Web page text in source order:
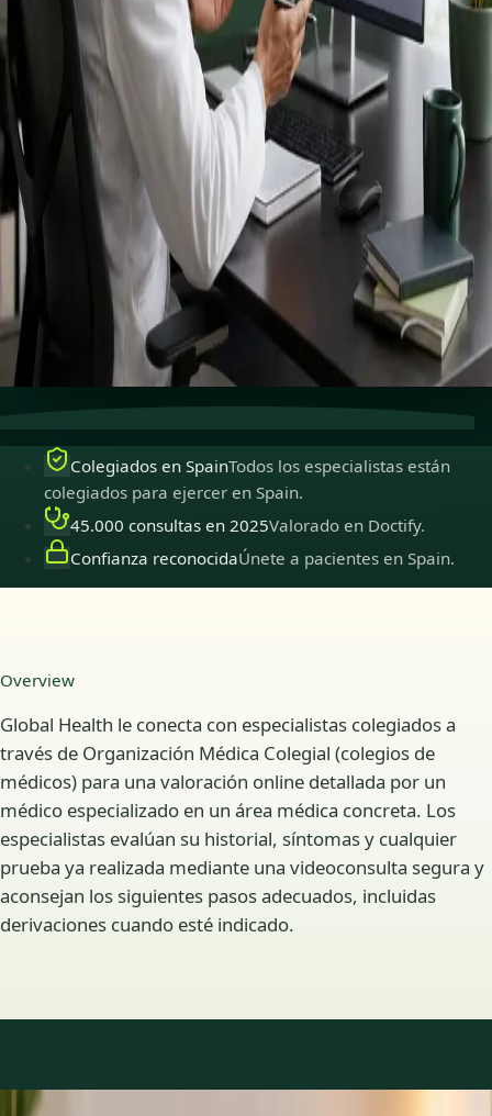
especialistas.
Especialistas colegiados para ejercer en Spain,
disponibles para consultas en línea seguras.
Reservar cita Ver perfiles
Atención especializadaConecta con especialistas con
experiencia en línea.
Colegiados en Spain
Médicos colegiados para ejercer
en Spain.
Consultas segurasPrivadas, confidenciales y fáciles de
Colegiados en SpainTodos los especialistas están
colegiados para ejercer en Spain.
45.000 consultas en 2025Valorado en Doctify.
Confianza reconocidaÚnete a pacientes en Spain.
Overview
Global Health le conecta con especialistas colegiados a
través de Organización Médica Colegial (colegios de
médicos) para una valoración online detallada por un
médico especializado en un área médica concreta. Los
especialistas evalúan su historial, síntomas y cualquier
prueba ya realizada mediante una videoconsulta segura y
aconsejan los siguientes pasos adecuados, incluidas
derivaciones cuando esté indicado.
Áreas de especialidad